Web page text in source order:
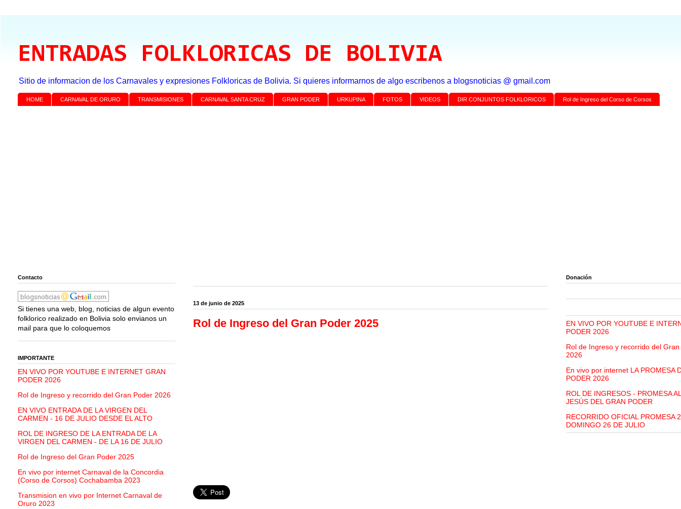
ENTRADAS FOLKLORICAS DE BOLIVIA
Sitio de informacion de los Carnavales y expresiones Folkloricas de Bolivia. Si quieres informarnos de algo escribenos a blogsnoticias @ gmail.com
HOME CARNAVAL DE ORURO TRANSMISIONES CARNAVAL SANTA CRUZ GRAN PODER URKUPINA FOTOS VIDEOS DIR CONJUNTOS FOLKLORICOS Rol de Ingreso del Corso de Corsos
13 de junio de 2025
Rol de Ingreso del Gran Poder 2025
Contacto
Si tienes una web, blog, noticias de algun evento
folklorico realizado en Bolivia solo envianos un
mail para que lo coloquemos
IMPORTANTE
EN VIVO POR YOUTUBE E INTERNET GRAN
PODER 2026
Rol de Ingreso y recorrido del Gran Poder 2026
EN VIVO ENTRADA DE LA VIRGEN DEL
CARMEN - 16 DE JULIO DESDE EL ALTO
ROL DE INGRESO DE LA ENTRADA DE LA
VIRGEN DEL CARMEN - DE LA 16 DE JULIO
Rol de Ingreso del Gran Poder 2025
En vivo por internet Carnaval de la Concordia
(Corso de Corsos) Cochabamba 2023
Transmision en vivo por Internet Carnaval de
Oruro 2023
Donación
EN VIVO POR YOUTUBE E
PODER 2026
Rol de Ingreso y recorrido del
2026
En vivo por internet LA PROMESA
PODER 2026
ROL DE INGRESOS - PROMESA
JESÚS DEL GRAN PODER
RECORRIDO OFICIAL PROMESA
DOMINGO 26 DE JULIO